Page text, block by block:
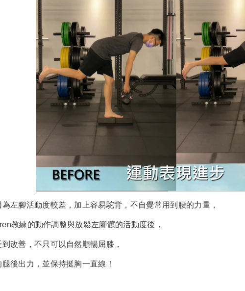
左腳活動度較差，加上容易駝背，不自覺常用到腰的力量，
教練的動作調整與放鬆左腳髖的活動度後，
改善，不只可以自然順暢屈膝，
後出力，並保持挺胸一直線！